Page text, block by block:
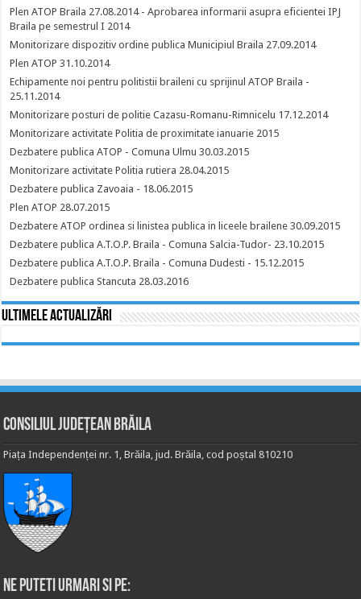
Plen ATOP Braila 27.08.2014 - Aprobarea informarii asupra eficientei IPJ
Braila pe semestrul I 2014
Monitorizare dispozitiv ordine publica Municipiul Braila 27.09.2014
Plen ATOP 31.10.2014
Echipamente noi pentru politistii braileni cu sprijinul ATOP Braila -
25.11.2014
Monitorizare posturi de politie Cazasu-Romanu-Rimnicelu 17.12.2014
Monitorizare activitate Politia de proximitate ianuarie 2015
Dezbatere publica ATOP - Comuna Ulmu 30.03.2015
Monitorizare activitate Politia rutiera 28.04.2015
Dezbatere publica Zavoaia - 18.06.2015
Plen ATOP 28.07.2015
Dezbatere ATOP ordinea si linistea publica in liceele brailene 30.09.2015
Dezbatere publica A.T.O.P. Braila - Comuna Salcia-Tudor- 23.10.2015
Dezbatere publica A.T.O.P. Braila - Comuna Dudesti - 15.12.2015
Dezbatere publica Stancuta 28.03.2016
Ultimele actualizări
Consiliul Județean Brăila
Piața Independenței nr. 1, Brăila, jud. Brăila, cod poștal 810210
Ne puteti urmari si pe: